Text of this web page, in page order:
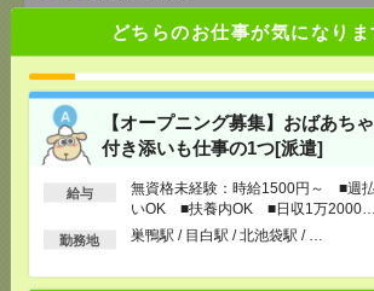
どちらのお仕事が気になりま
【オープニング募集】おばあち
付き添いも仕事の1つ[派遣]
給与
無資格未経験：時給1500円～ ■週
いOK ■扶養内OK ■日収1万2000円
以上
勤務地 巣鴨駅 / 目白駅 / 北池袋駅 / …
【在宅勤務OK】時給3000円！10～16
し▼新日本橋で一般事務[派遣]
[給 与]
時給3000円 月収例 30万円 時給3000円×
実働5h×週5日×4週 ※月収例を保証するものではあ
りません。※給与即受取りサービス利用可（利用条
件有）
[交通費] 1ヶ月3万円を上限として実費支給
[勤務地]新日本橋駅から徒歩3分/三越前駅から徒